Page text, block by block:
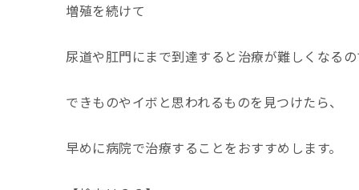
増殖を続けて
尿道や肛門にまで到達すると治療が難しくなる
できものやイボと思われるものを見つけたら、
早めに病院で治療することをおすすめします。